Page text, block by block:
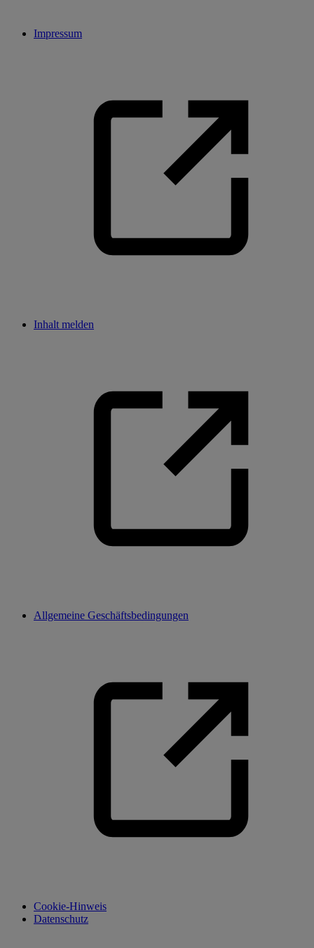
Impressum
Inhalt melden
Allgemeine Geschäftsbedingungen
Cookie-Hinweis
Datenschutz